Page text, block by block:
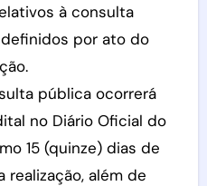
à consulta
por ato do
pública ocorrerá
no Diário Oficial do
15 (quinze) dias de
além de